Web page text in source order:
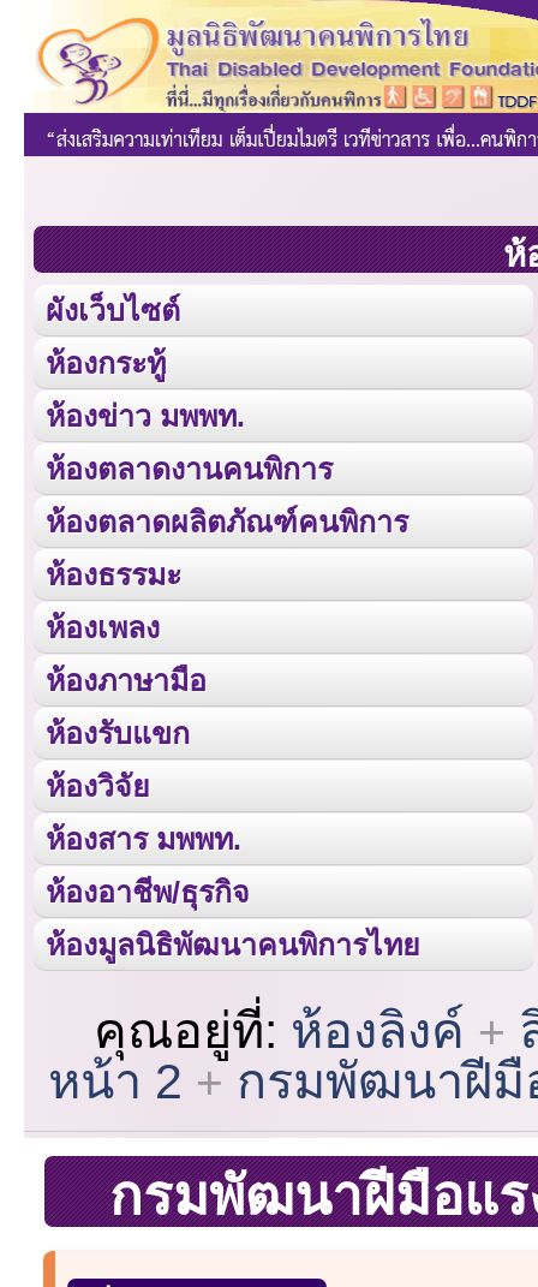
ห้
ผังเว็บไซต์
ห้องกระทู้
ห้องข่าว มพพท.
ห้องตลาดงานคนพิการ
ห้องตลาดผลิตภัณฑ์คนพิการ
ห้องธรรมะ
ห้องเพลง
ห้องภาษามือ
ห้องรับแขก
ห้องวิจัย
ห้องสาร มพพท.
ห้องอาชีพ/ธุรกิจ
ห้องมูลนิธิพัฒนาคนพิการไทย
คุณอยู่ที่: ห้องลิงค์
หน้า 2
กรมพัฒนาฝีมื
กรมพัฒนาฝีมือแร